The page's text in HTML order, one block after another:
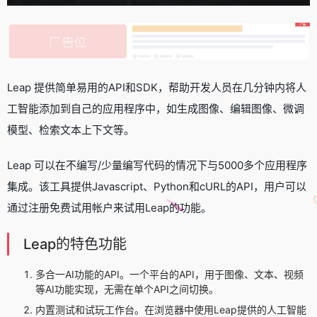
Leap 提供简单易用的API和SDK，帮助开发人员在几分钟内将人
工智能添加到自己的应用程序中，如生成图像、编辑图像、微调
模型、检索文本上下文等。
Leap 可以在不编写/少量编写代码的情况下与5000多个应用程序
集成。该工具提供Javascript、Python和cURL的API，用户可以
通过注册免费试用帐户来试用Leap的功能。
Leap的特色功能
多合一AI功能的API。一个平台的API，用于图像、文本、视频
等AI功能实现，无需在单个API之间切换。
内置测试和试玩工作台。在浏览器中使用Leap提供的人工智能